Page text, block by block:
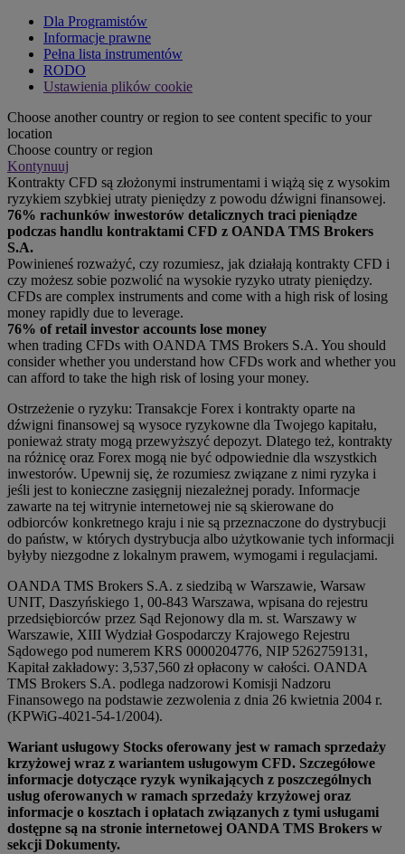
Dla Programistów
Informacje prawne
Pełna lista instrumentów
RODO
Ustawienia plików cookie
Choose another country or region to see content specific to your
location
Choose country or region
Kontynuuj
Kontrakty CFD są złożonymi instrumentami i wiążą się z wysokim
ryzykiem szybkiej utraty pieniędzy z powodu dźwigni finansowej.
76% rachunków inwestorów detalicznych traci pieniądze
podczas handlu kontraktami CFD z OANDA TMS Brokers
S.A.
Powinieneś rozważyć, czy rozumiesz, jak działają kontrakty CFD i
czy możesz sobie pozwolić na wysokie ryzyko utraty pieniędzy.
CFDs are complex instruments and come with a high risk of losing
money rapidly due to leverage.
76% of retail investor accounts lose money
when trading CFDs with OANDA TMS Brokers S.A. You should
consider whether you understand how CFDs work and whether you
can afford to take the high risk of losing your money.
Ostrzeżenie o ryzyku: Transakcje Forex i kontrakty oparte na
dźwigni finansowej są wysoce ryzykowne dla Twojego kapitału,
ponieważ straty mogą przewyższyć depozyt. Dlatego też, kontrakty
na różnicę oraz Forex mogą nie być odpowiednie dla wszystkich
inwestorów. Upewnij się, że rozumiesz związane z nimi ryzyka i
jeśli jest to konieczne zasięgnij niezależnej porady. Informacje
zawarte na tej witrynie internetowej nie są skierowane do
odbiorców konkretnego kraju i nie są przeznaczone do dystrybucji
do państw, w których dystrybucja albo użytkowanie tych informacji
byłyby niezgodne z lokalnym prawem, wymogami i regulacjami.
OANDA TMS Brokers S.A. z siedzibą w Warszawie, Warsaw
UNIT, Daszyńskiego 1, 00-843 Warszawa, wpisana do rejestru
przedsiębiorców przez Sąd Rejonowy dla m. st. Warszawy w
Warszawie, XIII Wydział Gospodarczy Krajowego Rejestru
Sądowego pod numerem KRS 0000204776, NIP 5262759131,
Kapitał zakładowy: 3,537,560 zł opłacony w całości. OANDA
TMS Brokers S.A. podlega nadzorowi Komisji Nadzoru
Finansowego na podstawie zezwolenia z dnia 26 kwietnia 2004 r.
(KPWiG-4021-54-1/2004).
Wariant usługowy Stocks oferowany jest w ramach sprzedaży
krzyżowej wraz z wariantem usługowym CFD. Szczegółowe
informacje dotyczące ryzyk wynikających z poszczególnych
usług oferowanych w ramach sprzedaży krzyżowej oraz
informacje o kosztach i opłatach związanych z tymi usługami
dostępne są na stronie internetowej OANDA TMS Brokers w
sekcji Dokumenty.